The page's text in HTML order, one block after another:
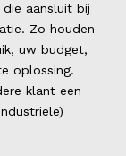
aansluit bij
Zo houden
uw budget,
oplossing.
klant een